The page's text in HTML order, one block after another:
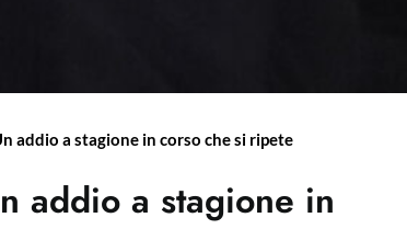
addio a stagione in corso che si ripete
addio a stagione in